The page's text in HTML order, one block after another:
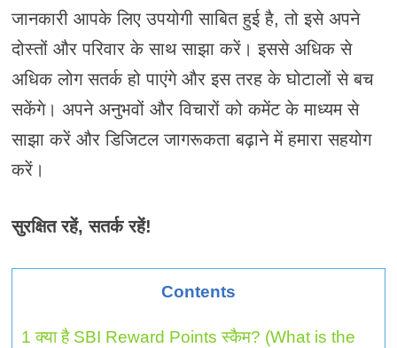
जानकारी आपके लिए उपयोगी साबित हुई है, तो इसे अपने
दोस्तों और परिवार के साथ साझा करें। इससे अधिक से
अधिक लोग सतर्क हो पाएंगे और इस तरह के घोटालों से बच
सकेंगे। अपने अनुभवों और विचारों को कमेंट के माध्यम से
साझा करें और डिजिटल जागरूकता बढ़ाने में हमारा सहयोग
करें।
सुरक्षित रहें, सतर्क रहें!
Contents
1 क्या है SBI Reward Points स्कैम? (What is the